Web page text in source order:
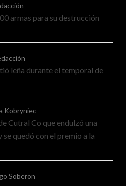
armas para su destrucción
leña durante el temporal de
Kobryniec
Cutral Co que endulzó una
quedó con el premio a la
Soberon